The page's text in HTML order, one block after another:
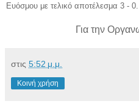
Ευόσμου με τελικό αποτέλεσμα 3 - 0.
Για την
στις 5:52 μ.μ.
Κοινή χρήση